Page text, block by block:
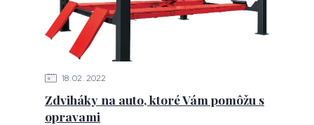
18 02 2022
Zdviháky na auto, ktoré Vám pomôžu s
opravami